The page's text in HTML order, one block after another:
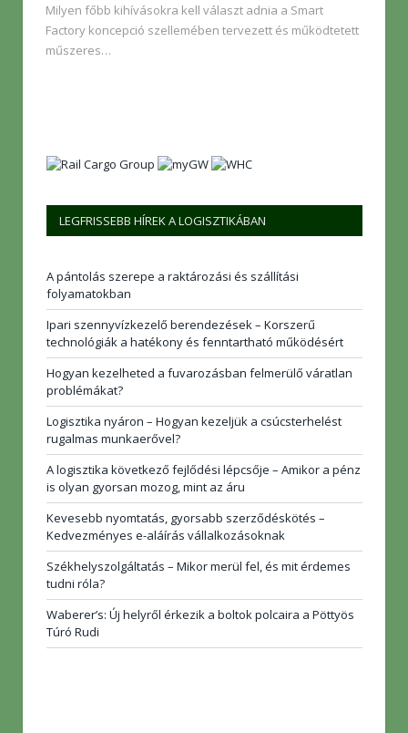
Milyen főbb kihívásokra kell választ adnia a Smart
Factory koncepció szellemében tervezett és működtetett
műszeres…
LEGFRISSEBB HÍREK A LOGISZTIKÁBAN
A pántolás szerepe a raktározási és szállítási
folyamatokban
Ipari szennyvízkezelő berendezések – Korszerű
technológiák a hatékony és fenntartható működésért
Hogyan kezelheted a fuvarozásban felmerülő váratlan
problémákat?
Logisztika nyáron – Hogyan kezeljük a csúcsterhelést
rugalmas munkaerővel?
A logisztika következő fejlődési lépcsője – Amikor a pénz
is olyan gyorsan mozog, mint az áru
Kevesebb nyomtatás, gyorsabb szerződéskötés –
Kedvezményes e-aláírás vállalkozásoknak
Székhelyszolgáltatás – Mikor merül fel, és mit érdemes
tudni róla?
Waberer’s: Új helyről érkezik a boltok polcaira a Pöttyös
Túró Rudi